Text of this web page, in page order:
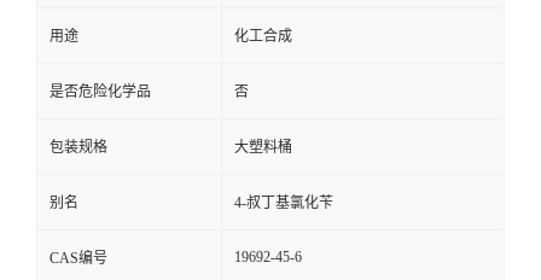
用途 化工合成
是否危险化学品 否
包装规格 大塑料桶
别名 4-叔丁基氯化苄
CAS编号 19692-45-6